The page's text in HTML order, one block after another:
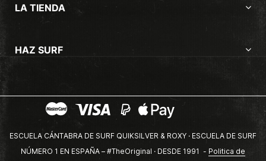
LA TIENDA
HAZ SURF
ESCUELA CÁNTABRA DE SURF QUIKSILVER & ROXY · ESCUELA DE SURF
NÚMERO 1 EN ESPAÑA – #TheOriginal · DESDE 1991 - Politica de